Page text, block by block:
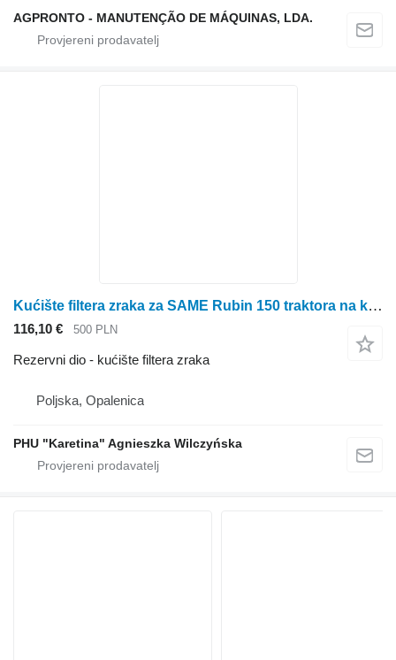
AGPRONTO - MANUTENÇÃO DE MÁQUINAS, LDA.
Kućište filtera zraka za SAME Rubin 150 traktora na kotačima
116,10 € 500 PLN
Rezervni dio - kućište filtera zraka
Poljska, Opalenica
PHU "Karetina" Agnieszka Wilczyńska